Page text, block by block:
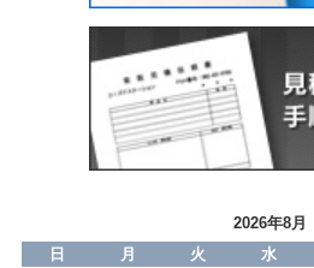
2026年8月
日
月 火 水